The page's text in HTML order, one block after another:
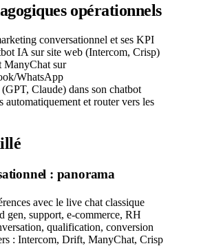
opérationnels
conversationnel et ses KPI
IA sur site web (Intercom, Crisp)
ManyChat sur
WhatsApp
Claude) dans son chatbot
automatiquement et router vers les
: panorama
avec le live chat classique
gen, support, e-commerce, RH
qualification, conversion
: Intercom, Drift, ManyChat, Crisp